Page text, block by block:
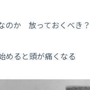
のか 放っておくべき
めると頭が痛くなる